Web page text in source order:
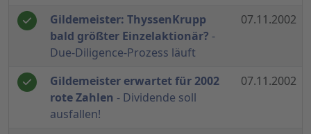
Gildemeister: ThyssenKrupp
bald größter Einzelaktionär? -
Due-Diligence-Prozess läuft
07.11.2002
Gildemeister erwartet für 2002
rote Zahlen - Dividende soll
ausfallen!
07.11.2002